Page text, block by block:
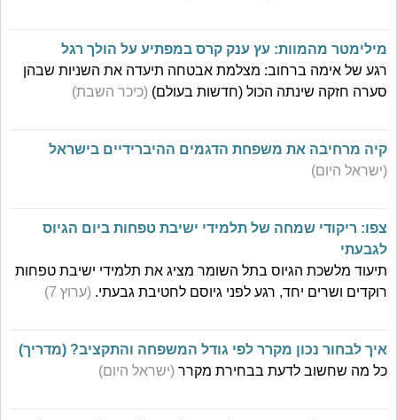
מילימטר מהמוות: עץ ענק קרס במפתיע על הולך רגל
רגע של אימה ברחוב: מצלמת אבטחה תיעדה את השניות שבהן
סערה חזקה שינתה הכול (חדשות בעולם) (כיכר השבת)
קיה מרחיבה את משפחת הדגמים ההיברידיים בישראל
(ישראל היום)
צפו: ריקודי שמחה של תלמידי ישיבת טפחות ביום הגיוס
לגבעתי
תיעוד מלשכת הגיוס בתל השומר מציג את תלמידי ישיבת טפחות
רוקדים ושרים יחד, רגע לפני גיוסם לחטיבת גבעתי. (ערוץ 7)
איך לבחור נכון מקרר לפי גודל המשפחה והתקציב? (מדריך)
כל מה שחשוב לדעת בבחירת מקרר (ישראל היום)